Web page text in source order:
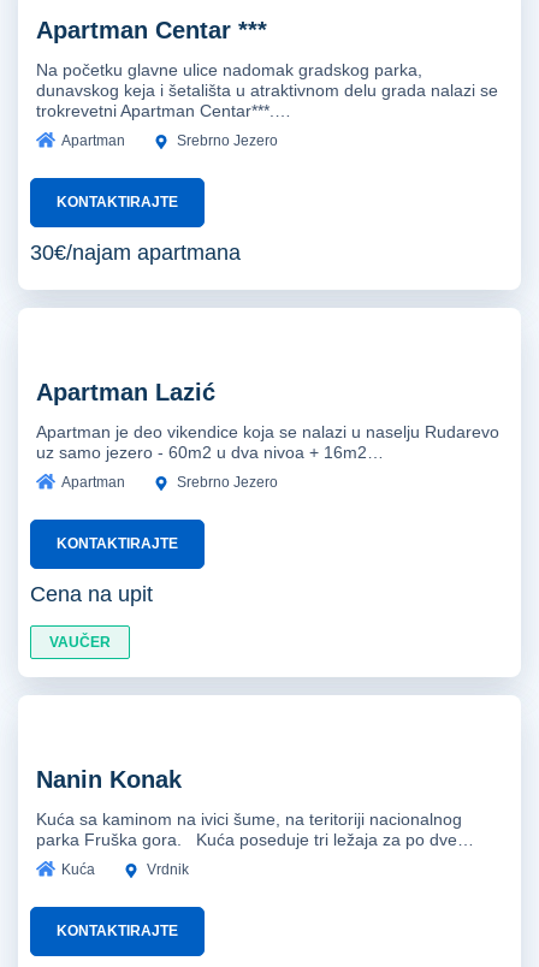
Apartman Centar ***
Na početku glavne ulice nadomak gradskog parka,
dunavskog keja i šetališta u atraktivnom delu grada nalazi se
trokrevetni Apartman Centar***.…
Apartman Srebrno Jezero
KONTAKTIRAJTE
30€/najam apartmana
Apartman Lazić
Apartman je deo vikendice koja se nalazi u naselju Rudarevo
uz samo jezero - 60m2 u dva nivoa + 16m2…
Apartman Srebrno Jezero
KONTAKTIRAJTE
Cena na upit
VAUČER
Nanin Konak
Kuća sa kaminom na ivici šume, na teritoriji nacionalnog
parka Fruška gora. Kuća poseduje tri ležaja za po dve…
Kuća Vrdnik
KONTAKTIRAJTE